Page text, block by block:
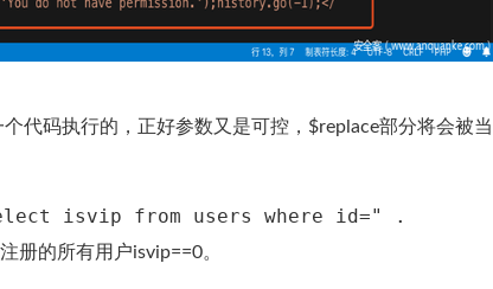
代码执行的，正好参数又是可控，$replace部分将会被当
isvip from users where id=" .
册的所有用户isvip==0。